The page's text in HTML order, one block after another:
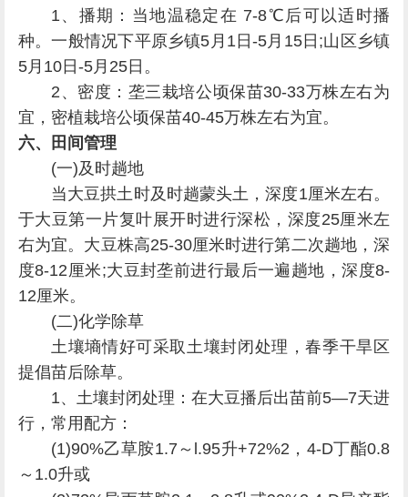
1、播期：当地温稳定在 7-8℃后可以适时播
种。一般情况下平原乡镇5月1日-5月15日;山区乡镇
5月10日-5月25日。
2、密度：垄三栽培公顷保苗30-33万株左右为
宜，密植栽培公顷保苗40-45万株左右为宜。
六、田间管理
(一)及时趟地
当大豆拱土时及时趟蒙头土，深度1厘米左右。
于大豆第一片复叶展开时进行深松，深度25厘米左
右为宜。大豆株高25-30厘米时进行第二次趟地，深
度8-12厘米;大豆封垄前进行最后一遍趟地，深度8-
12厘米。
(二)化学除草
土壤墒情好可采取土壤封闭处理，春季干旱区
提倡苗后除草。
1、土壤封闭处理：在大豆播后出苗前5—7天进
行，常用配方：
(1)90%乙草胺1.7～l.95升+72%2，4-D丁酯0.8
～1.0升或